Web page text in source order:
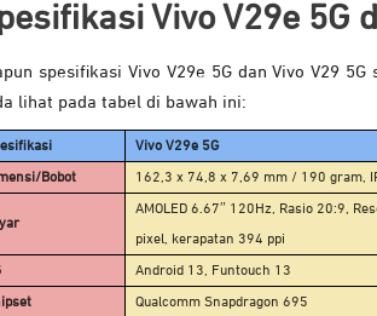
Vivo V29e 5G
spesifikasi Vivo V29e 5G dan Vivo V29
lihat pada tabel di bawah ini:
Vivo V29e 5G
Bobot 162,3 x 74,8 x 7,69 mm / 190 gram,
AMOLED 6.67″ 120Hz, Rasio 20:9,
pixel, kerapatan 394 ppi
Android 13, Funtouch 13
Qualcomm Snapdragon 695